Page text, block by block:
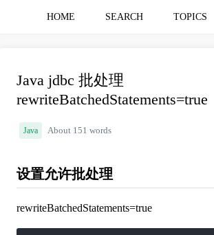
HOME SEARCH TOPICS
Java jdbc 批处理
rewriteBatchedStatements=true
Java About 151 words
设置允许批处理
rewriteBatchedStatements=true